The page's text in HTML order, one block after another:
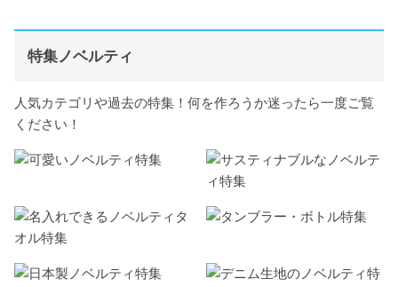
特集ノベルティ
人気カテゴリや過去の特集！何を作ろうか迷ったら一度ご覧
ください！